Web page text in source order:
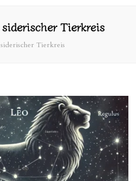
siderischer Tierkreis
siderischer Tierkreis